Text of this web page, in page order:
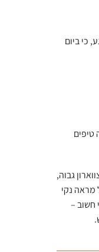
כי ביום
גבוה,
מראה נקי
חשוב –